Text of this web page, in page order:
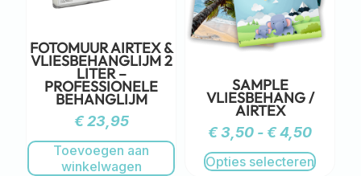
FOTOMUUR AIRTEX &
VLIESBEHANGLIJM 2
LITER –
PROFESSIONELE
BEHANGLIJM
€23,95
Toevoegen aan
winkelwagen
SAMPLE
VLIESBEHANG /
AIRTEX
€3,50 - €4,50
Opties selecteren